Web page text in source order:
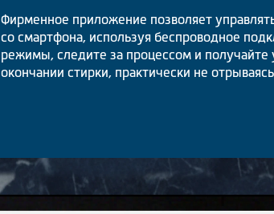
Фирменное приложение позволяет
со смартфона, используя беспроводное
режимы, следите за процессом и получайте
окончании стирки, практически не